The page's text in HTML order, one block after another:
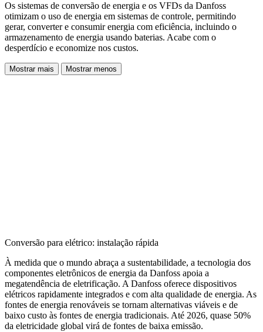
Os sistemas de conversão de energia e os VFDs da Danfoss
otimizam o uso de energia em sistemas de controle, permitindo
gerar, converter e consumir energia com eficiência, incluindo o
armazenamento de energia usando baterias. Acabe com o
desperdício e economize nos custos.
Mostrar mais Mostrar menos
Conversão para elétrico: instalação rápida
À medida que o mundo abraça a sustentabilidade, a tecnologia dos
componentes eletrônicos de energia da Danfoss apoia a
megatendência de eletrificação. A Danfoss oferece dispositivos
elétricos rapidamente integrados e com alta qualidade de energia. As
fontes de energia renováveis se tornam alternativas viáveis e de
baixo custo às fontes de energia tradicionais. Até 2026, quase 50%
da eletricidade global virá de fontes de baixa emissão.